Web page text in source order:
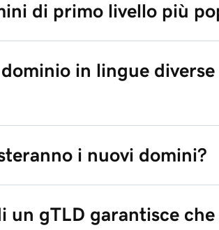
di primo livello più
in lingue diverse
i nuovi domini?
un gTLD garantisce che